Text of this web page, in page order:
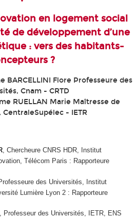
en logement social
de développement d’une
: vers des habitants-
?
BARCELLINI Flore Professeure des
Cnam - CRTD
RUELLAN Marie Maîtresse de
- IETR
, Chercheure CNRS HDR, Institut
Télécom Paris : Rapporteure
Professeure des Universités, Institut
Lumière Lyon 2 : Rapporteure
, Professeur des Universités, IETR, ENS